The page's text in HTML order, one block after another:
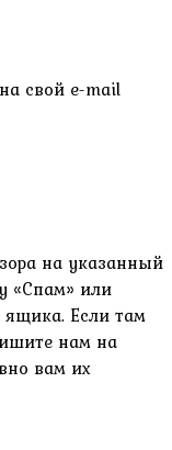
свой e-mail
на указанный
«Спам» или
ящика. Если там
нам на
вам их